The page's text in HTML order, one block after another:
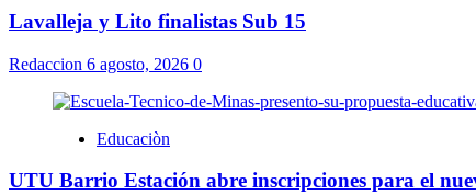
Lavalleja y Lito finalistas Sub 15
Redaccion 6 agosto, 2026 0
Educaciòn
UTU Barrio Estación abre inscripciones para el